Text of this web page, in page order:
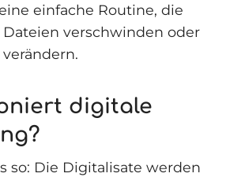
einfache Routine, die
verschwinden oder
digitale
so: Die Digitalisate werden